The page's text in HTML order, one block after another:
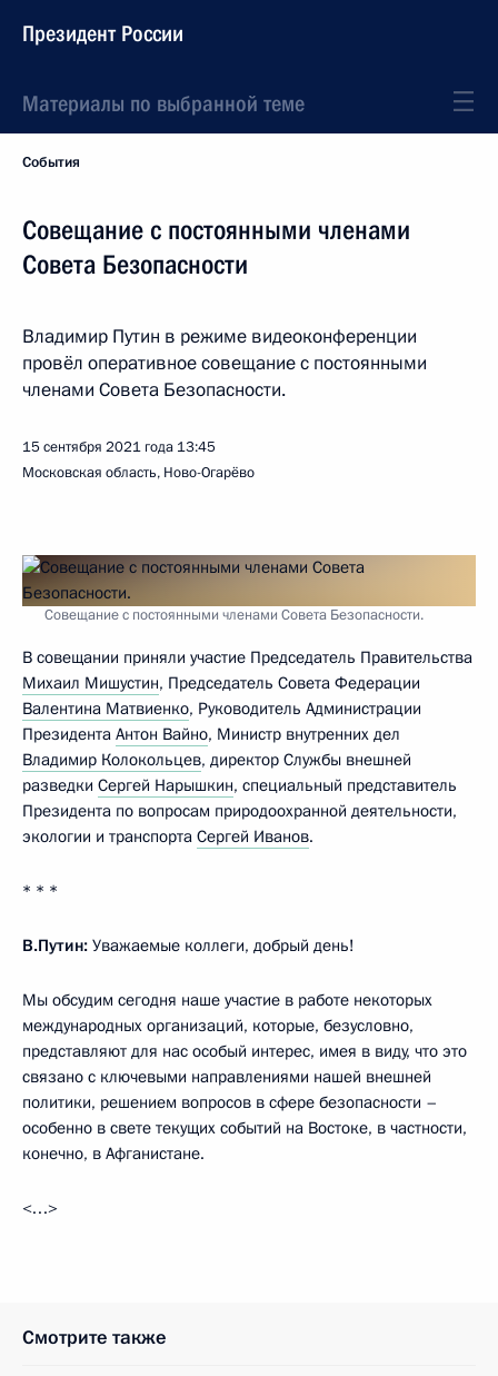
Президент России
Материалы по выбранной теме
События
Совещание с постоянными членами
Совета Безопасности
Владимир Путин в режиме видеоконференции
провёл оперативное совещание с постоянными
членами Совета Безопасности.
15 сентября 2021 года 13:45
Московская область, Ново-Огарёво
Совещание с постоянными членами Совета Безопасности.
В совещании приняли участие Председатель Правительства
Михаил Мишустин, Председатель Совета Федерации
Валентина Матвиенко, Руководитель Администрации
Президента Антон Вайно, Министр внутренних дел
Владимир Колокольцев, директор Службы внешней
разведки Сергей Нарышкин, специальный представитель
Президента по вопросам природоохранной деятельности,
экологии и транспорта Сергей Иванов.
* * *
В.Путин: Уважаемые коллеги, добрый день!
Мы обсудим сегодня наше участие в работе некоторых
международных организаций, которые, безусловно,
представляют для нас особый интерес, имея в виду, что это
связано с ключевыми направлениями нашей внешней
политики, решением вопросов в сфере безопасности –
особенно в свете текущих событий на Востоке, в частности,
конечно, в Афганистане.
<…>
Смотрите также